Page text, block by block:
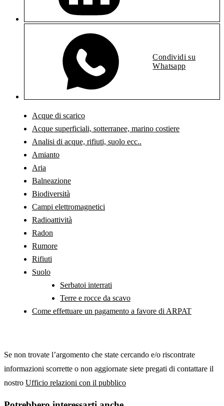
Condividi su
Whatsapp
Acque di scarico
Acque superficiali, sotterranee, marino costiere
Analisi di acque, rifiuti, suolo ecc..
Amianto
Aria
Balneazione
Biodiversità
Campi elettromagnetici
Radioattività
Radon
Rumore
Rifiuti
Suolo
Serbatoi interrati
Terre e rocce da scavo
Come effettuare un pagamento a favore di ARPAT
Se non trovate l’argomento che state cercando e/o riscontrate
informazioni scorrette o non aggiornate siete pregati di contattare il
nostro Ufficio relazioni con il pubblico